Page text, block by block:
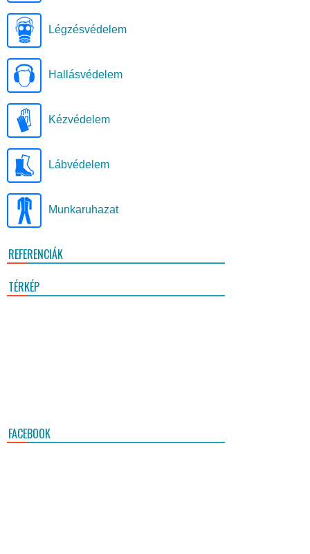
Légzésvédelem
Hallásvédelem
Kézvédelem
Lábvédelem
Munkaruhazat
REFERENCIÁK
TÉRKÉP
FACEBOOK